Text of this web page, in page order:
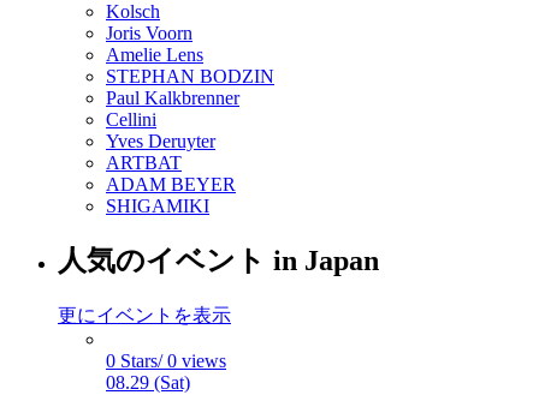
Kolsch
Joris Voorn
Amelie Lens
STEPHAN BODZIN
Paul Kalkbrenner
Cellini
Yves Deruyter
ARTBAT
ADAM BEYER
SHIGAMIKI
人気のイベント in Japan
更にイベントを表示
0 Stars/ 0 views
08.29 (Sat)